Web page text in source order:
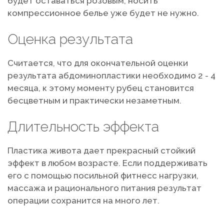
компрессионное белье уже будет не нужно.
Оценка результата
Считается, что для окончательной оценки
результата абдоминопластики необходимо 2 - 4
месяца, к этому моменту рубец становится
бесцветным и практически незаметным.
Длительность эффекта
Пластика живота дает прекрасный стойкий
эффект в любом возрасте. Если поддерживать
его с помощью посильной фитнесс нагрузки,
массажа и рационального питания результат
операции сохранится на много лет.